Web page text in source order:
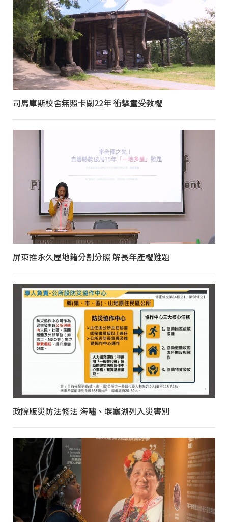
司馬庫斯校舍無照卡關22年 衝擊童受教權
屏東推永久屋地籍分割分照 解長年產權難題
政院版災防法修法 海嘯、堰塞湖列入災害別